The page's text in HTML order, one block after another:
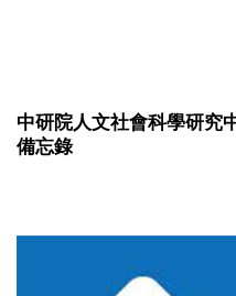
中研院人文社會科學研究
備忘錄